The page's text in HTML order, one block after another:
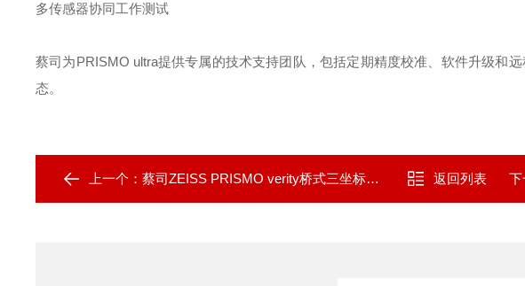
多传感器协同工作测试
蔡司为PRISMO ultra提供专属的技术支持团队，包括定期精度校准、软件升级和
态。
上一个： 蔡司ZEISS PRISMO verity桥式三坐标测量机 返回列表 下